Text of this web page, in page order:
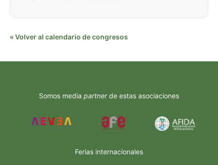
« Volver al calendario de congresos
Somos media partnerde estas asociaciones
Ferias internacionales